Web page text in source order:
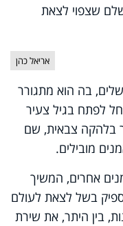
שלם שצפוי לצאת
אריאל כהן
בה הוא מתגורר
לפתח בגיל צעיר
בלהקה צבאית, שם
מובילים.
אחרים, המשיך
בשל לצאת לעולם
בין היתר, את שירת